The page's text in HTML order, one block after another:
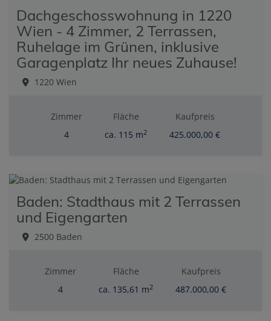
Dachgeschosswohnung in 1220
Wien - 4 Zimmer, 2 Terrassen,
Ruhelage im Grünen, inklusive
Garagenplatz Ihr neues Zuhause!
1220 Wien
Zimmer
4
Fläche
ca. 115 m2
Kaufpreis
425.000,00 €
Baden: Stadthaus mit 2 Terrassen
und Eigengarten
2500 Baden
Zimmer
4
Fläche
ca. 135,61 m2
Kaufpreis
487.000,00 €